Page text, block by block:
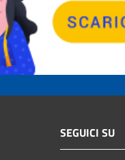
SEGUICI SU